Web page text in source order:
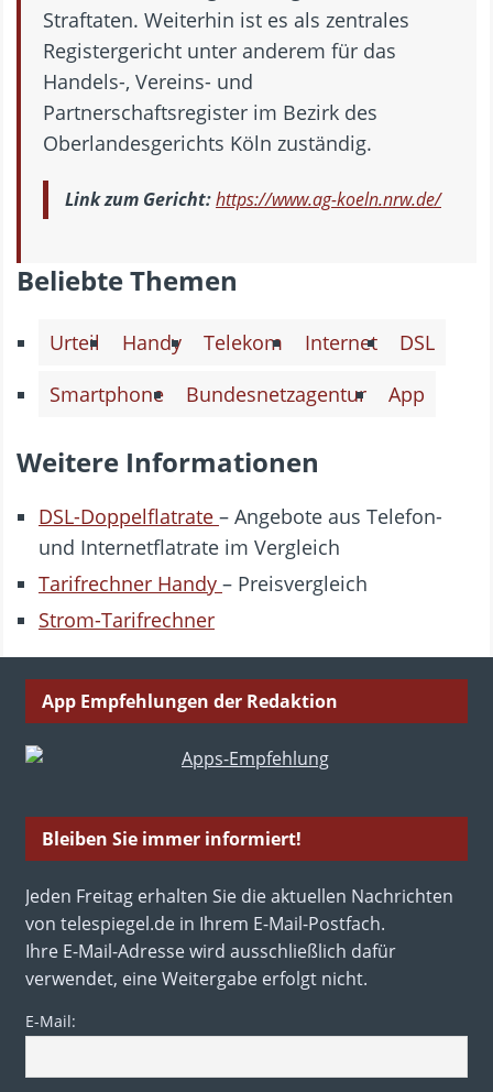
Straftaten. Weiterhin ist es als zentrales
Registergericht unter anderem für das
Handels-, Vereins- und
Partnerschaftsregister im Bezirk des
Oberlandesgerichts Köln zuständig.
Link zum Gericht:https://www.ag-koeln.nrw.de/
Beliebte Themen
Urteil Handy Telekom Internet
DSL
Smartphone
Bundesnetzagentur App
Weitere Informationen
DSL-Doppelflatrate – Angebote aus Telefon-
und Internetflatrate im Vergleich
Tarifrechner Handy – Preisvergleich
Strom-Tarifrechner
App Empfehlungen der Redaktion
Bleiben Sie immer informiert!
Jeden Freitag erhalten Sie die aktuellen Nachrichten
von telespiegel.de in Ihrem E-Mail-Postfach.
Ihre E-Mail-Adresse wird ausschließlich dafür
verwendet, eine Weitergabe erfolgt nicht.
E-Mail: